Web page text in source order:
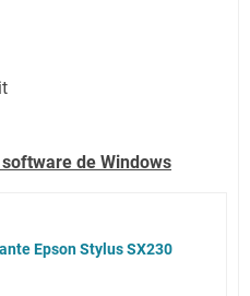
de Windows
Epson Stylus SX230